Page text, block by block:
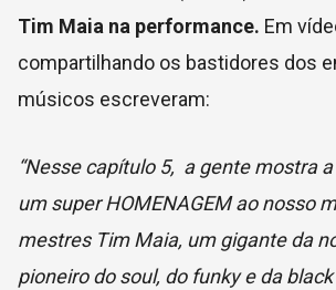
Tim Maia na performance. Em
compartilhando os bastidores dos
músicos escreveram:
“Nesse capítulo 5, a gente mostra
um super HOMENAGEM ao nosso
mestres Tim Maia, um gigante da
pioneiro do soul, do funky e da